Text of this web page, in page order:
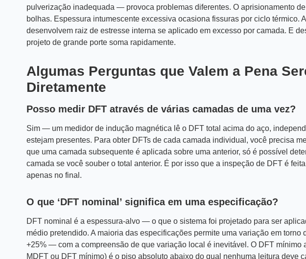
pulverização inadequada — provoca problemas diferentes. O aprisionamento
bolhas. Espessura intumescente excessiva ocasiona fissuras por ciclo térmico.
desenvolvem raiz de estresse interna se aplicado em excesso por camada. E
projeto de grande porte soma rapidamente.
Algumas Perguntas que Valem a Pena
Diretamente
Posso medir DFT através de várias camadas de uma vez?
Sim — um medidor de indução magnética lê o DFT total acima do aço,
estejam presentes. Para obter DFTs de cada camada individual, você precisa
que uma camada subsequente é aplicada sobre uma anterior, só é possível
camada se você souber o total anterior. É por isso que a inspeção de DFT é
apenas no final.
O que ‘DFT nominal’ significa em uma especificação?
DFT nominal é a espessura-alvo — o que o sistema foi projetado para ser
médio pretendido. A maioria das especificações permite uma variação em
+25% — com a compreensão de que variação local é inevitável. O DFT mínimo
MDFT ou DFT mínimo) é o piso absoluto abaixo do qual nenhuma leitura deve